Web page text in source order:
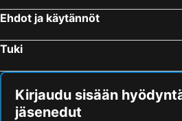
Ehdot ja käytännöt
Tuki
Kirjaudu sisään
jäsenedut